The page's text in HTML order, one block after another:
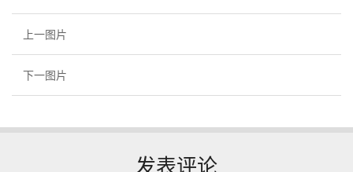
上一图片
下一图片
发表评论